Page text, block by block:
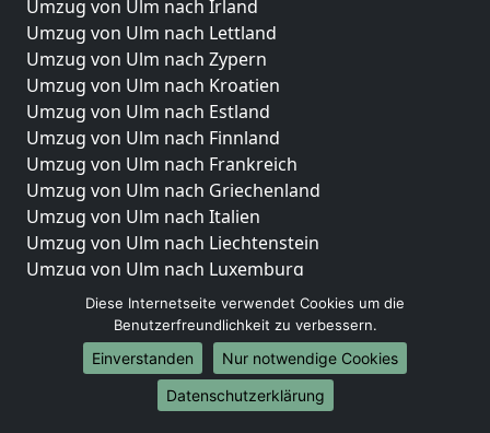
Umzug von Ulm nach Irland
Umzug von Ulm nach Lettland
Umzug von Ulm nach Zypern
Umzug von Ulm nach Kroatien
Umzug von Ulm nach Estland
Umzug von Ulm nach Finnland
Umzug von Ulm nach Frankreich
Umzug von Ulm nach Griechenland
Umzug von Ulm nach Italien
Umzug von Ulm nach Liechtenstein
Umzug von Ulm nach Luxemburg
Umzug von Ulm nach Niederlande
Umzug von Ulm nach Norwegen
Umzüge-Deutschlandweit
Umzug von Ulm nach Berlin
Diese Internetseite verwendet Cookies um die
Benutzerfreundlichkeit zu verbessern.
Einverstanden
Nur notwendige Cookies
Datenschutzerklärung